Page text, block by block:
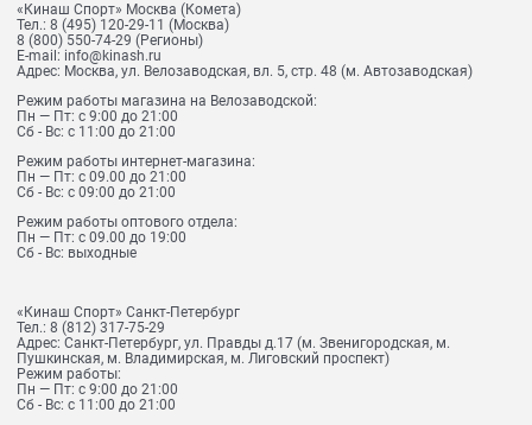
«Кинаш Спорт» Москва (Комета)
Тел.: 8 (495) 120-29-11 (Москва)
8 (800) 550-74-29 (Регионы)
E-mail: info@kinash.ru
Адрес: Москва, ул. Велозаводская, вл. 5, стр. 48 (м. Автозаводская)
Режим работы магазина на Велозаводской:
Пн — Пт: с 9:00 до 21:00
Сб - Вс: с 11:00 до 21:00
Режим работы интернет-магазина:
Пн — Пт: с 09.00 до 21:00
Сб - Вс: с 09:00 до 21:00
Режим работы оптового отдела:
Пн — Пт: с 09.00 до 19:00
Сб - Вс: выходные
«Кинаш Спорт» Санкт-Петербург
Тел.: 8 (812) 317-75-29
Адрес: Санкт-Петербург, ул. Правды д.17 (м. Звенигородская, м.
Пушкинская, м. Владимирская, м. Лиговский проспект)
Режим работы:
Пн — Пт: с 9:00 до 21:00
Сб - Вс: с 11:00 до 21:00